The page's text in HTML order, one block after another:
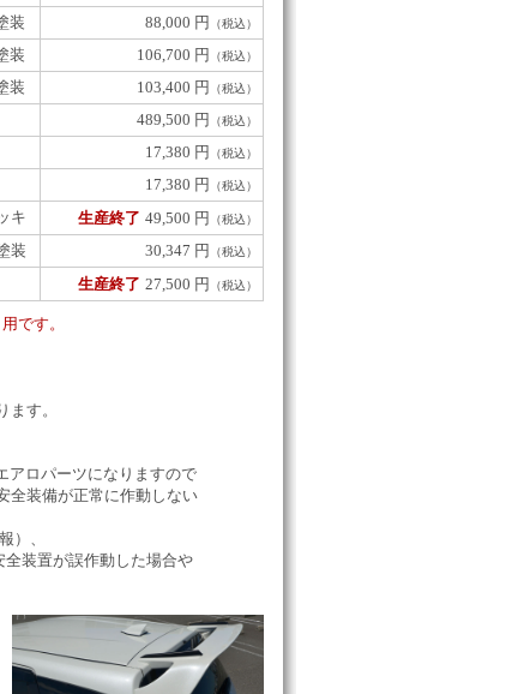
装 88,000 円 （税込）
装 106,700 円 （税込）
装 103,400 円 （税込）
489,500 円 （税込）
17,380 円 （税込）
17,380 円 （税込）
キ 生産終了 49,500 円 （税込）
装 30,347 円 （税込）
生産終了 27,500 円 （税込）
です。
す。
アロパーツになりますので
全装備が正常に作動しない
）、
装置が誤作動した場合や